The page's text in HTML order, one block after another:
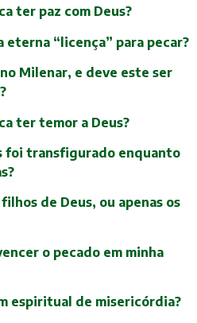
ter paz com Deus?
eterna “licença” para pecar?
Milenar, e deve este ser
ter temor a Deus?
foi transfigurado enquanto
filhos de Deus, ou apenas os
o pecado em minha
espiritual de misericórdia?